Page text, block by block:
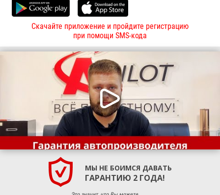
Скачайте приложение и пройдите регистрацию
при помощи SMS-кода
МЫ НЕ БОИМСЯ ДАВАТЬ
ГАРАНТИЮ 2 ГОДА!